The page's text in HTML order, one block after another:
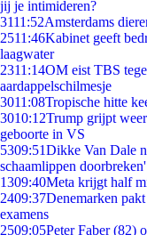
jij je intimideren?
3111:52Amsterdams
2511:46Kabinet geeft
laagwater
2311:14OM eist TBS
aardappelschilmesje
3011:08Tropische hitte
3010:12Trump grijpt
geboorte in VS
5309:51Dikke Van Dale
schaamlippen doorbreken'
1309:40Meta krijgt half
2409:37Denemarken
examens
2509:05Peter Faber (82)